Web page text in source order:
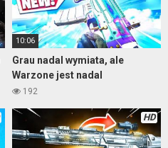
10:06
Grau nadal wymiata, ale
Warzone jest nadal
nieprzewidywalna
192
HD